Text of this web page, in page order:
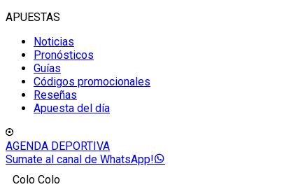
APUESTAS
Noticias
Pronósticos
Guías
Códigos promocionales
Reseñas
Apuesta del día
AGENDA DEPORTIVA
Sumate al canal de WhatsApp!
Colo Colo